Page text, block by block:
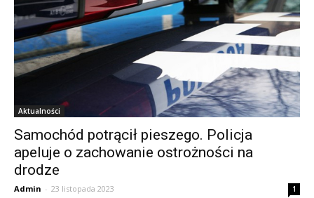
Aktualności
Samochód potrącił pieszego. Policja
apeluje o zachowanie ostrożności na
drodze
Admin - 23 listopada 2023 1